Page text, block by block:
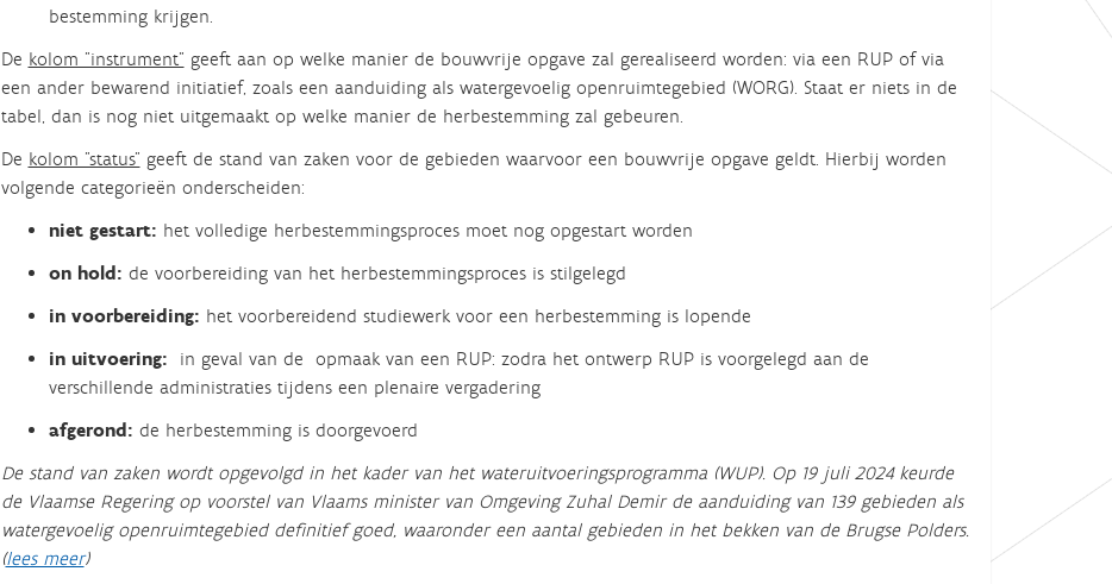
bestemming krijgen.
De kolom "instrument" geeft aan op welke manier de bouwvrije opgave zal gerealiseerd worden: via een RUP of via
een ander bewarend initiatief, zoals een aanduiding als watergevoelig openruimtegebied (WORG). Staat er niets in de
tabel, dan is nog niet uitgemaakt op welke manier de herbestemming zal gebeuren.
De kolom "status" geeft de stand van zaken voor de gebieden waarvoor een bouwvrije opgave geldt. Hierbij worden
volgende categorieën onderscheiden:
niet gestart: het volledige herbestemmingsproces moet nog opgestart worden
on hold: de voorbereiding van het herbestemmingsproces is stilgelegd
in voorbereiding: het voorbereidend studiewerk voor een herbestemming is lopende
in uitvoering: in geval van de opmaak van een RUP: zodra het ontwerp RUP is voorgelegd aan de
verschillende administraties tijdens een plenaire vergadering
afgerond: de herbestemming is doorgevoerd
De stand van zaken wordt opgevolgd in het kader van het wateruitvoeringsprogramma (WUP). Op 19 juli 2024 keurde
de Vlaamse Regering op voorstel van Vlaams minister van Omgeving Zuhal Demir de aanduiding van 139 gebieden als
watergevoelig openruimtegebied definitief goed, waaronder een aantal gebieden in het bekken van de Brugse Polders.
(lees meer)